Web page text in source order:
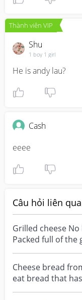
Thành viên VIP
Shu
1 boy 1 girl
He is andy lau?
Cash
eeee
Câu hỏi liên
Grilled cheese
Packed full of the
and love...
Cheese bread
eat bread that
toppings from...